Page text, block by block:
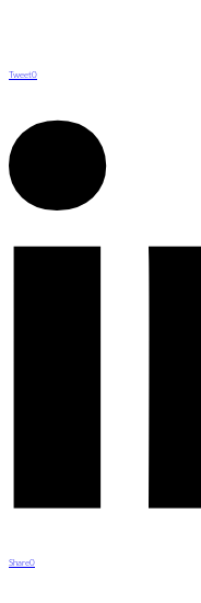
Tweet0
Share0